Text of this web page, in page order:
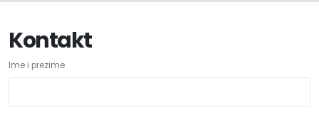
Kontakt
Ime i prezime